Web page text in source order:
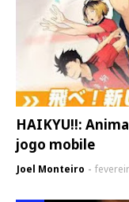
HAIKYU!!:
jogo mobile
Joel Monteiro